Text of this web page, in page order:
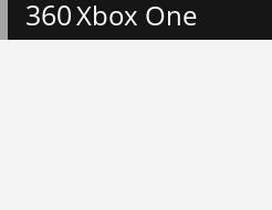
360Xbox One